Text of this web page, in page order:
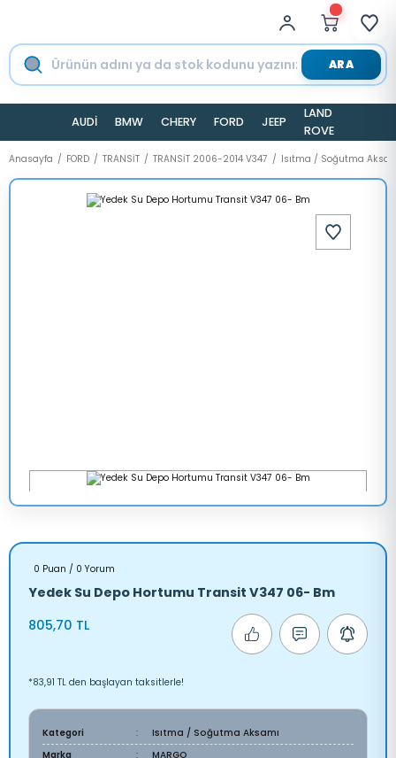
ARA
AUDİ BMW CHERY FORD JEEP
LAND
ROVER
Anasayfa FORD TRANSİT TRANSİT 2006-2014 V347 Isıtma / Soğutma
0 Puan / 0 Yorum
Yedek Su Depo Hortumu Transit V347 06- Bm
805,70 TL
*83,91 TL den başlayan taksitlerle!
Kategori
Isıtma / Soğutma Aksamı
Marka
MARGO